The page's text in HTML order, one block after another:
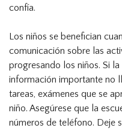
confía.
Los niños se benefician
comunicación sobre las
progresando los niños. Si
información importante no
tareas, exámenes que se
niño. Asegúrese que la
números de teléfono. Deje